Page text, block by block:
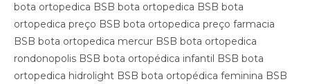
bota ortopedica BSB bota ortopedica BSB bota
ortopedica preço BSB bota ortopedica preço farmacia
BSB bota ortopedica mercur BSB bota ortopedica
rondonopolis BSB bota ortopédica infantil BSB bota
ortopedica hidrolight BSB bota ortopédica feminina BSB